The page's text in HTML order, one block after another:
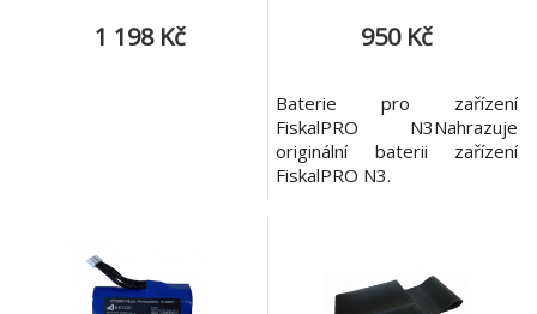
1 198 Kč 950 Kč
Baterie pro zařízení
FiskalPRO N3Nahrazuje
originální baterii zařízení
FiskalPRO N3.